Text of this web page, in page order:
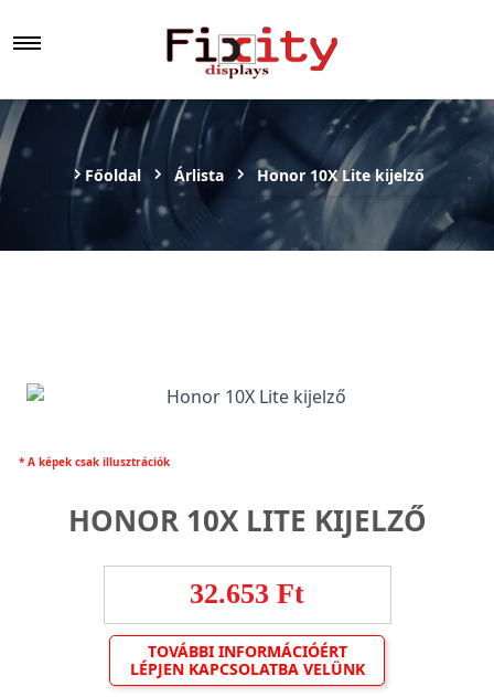
Főoldal Árlista Honor 10X Lite kijelző
* A képek csak illusztrációk
HONOR 10X LITE KIJELZŐ
32.653 Ft
TOVÁBBI INFORMÁCIÓÉRT
LÉPJEN KAPCSOLATBA VELÜNK